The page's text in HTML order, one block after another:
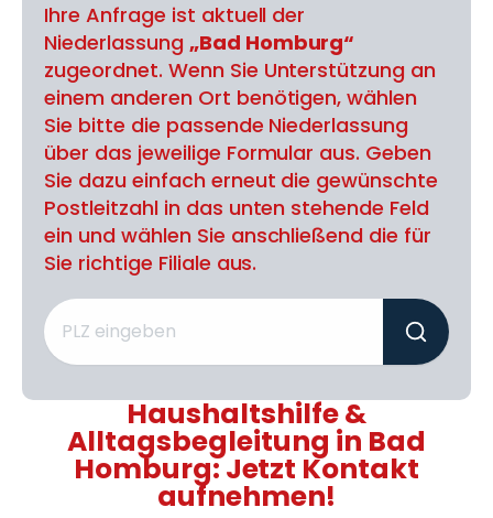
Ihre Anfrage ist aktuell der
Niederlassung „Bad Homburg“
zugeordnet. Wenn Sie Unterstützung an
einem anderen Ort benötigen, wählen
Sie bitte die passende Niederlassung
über das jeweilige Formular aus. Geben
Sie dazu einfach erneut die gewünschte
Postleitzahl in das unten stehende Feld
ein und wählen Sie anschließend die für
Sie richtige Filiale aus.
Haushaltshilfe &
Alltagsbegleitung in Bad
Homburg: Jetzt Kontakt
aufnehmen!